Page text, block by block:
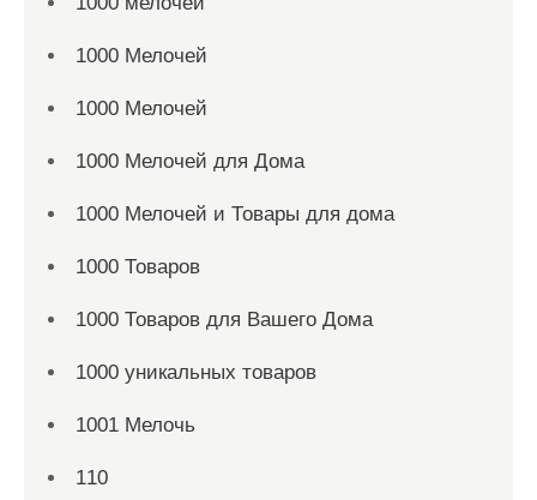
1000 Мелочей
1000 Мелочей
1000 Мелочей для Дома
1000 Мелочей и Товары для дома
1000 Товаров
1000 Товаров для Вашего Дома
1000 уникальных товаров
1001 Мелочь
110